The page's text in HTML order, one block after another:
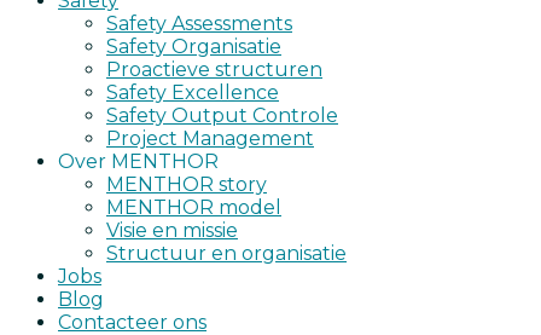
Safety Assessments
Safety Organisatie
Proactieve structuren
Safety Excellence
Safety Output Controle
Project Management
Over MENTHOR
MENTHOR story
MENTHOR model
Visie en missie
Structuur en organisatie
Jobs
Blog
Contacteer ons